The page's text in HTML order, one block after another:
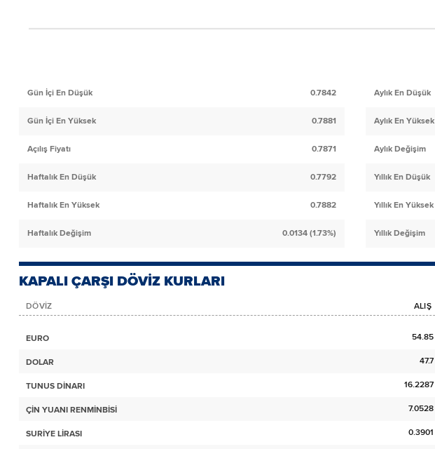
Gün İçi En Düşük 0.7842
Gün İçi En Yüksek 0.7881
Açılış Fiyatı 0.7871
Haftalık En Düşük 0.7792
Haftalık En Yüksek 0.7882
Haftalık Değişim 0.0134 (1.73%)
Aylık En Düşük
Aylık En Yüksek
Aylık Değişim
Yıllık En Düşük
Yıllık En Yüksek
Yıllık Değişim
KAPALI ÇARŞI DÖVİZ KURLARI
DÖVİZ ALIŞ
EURO 54.85
DOLAR 47.7
TUNUS DİNARI 16.2287
ÇİN YUANI RENMİNBİSİ 7.0528
SURİYE LİRASI 0.3901